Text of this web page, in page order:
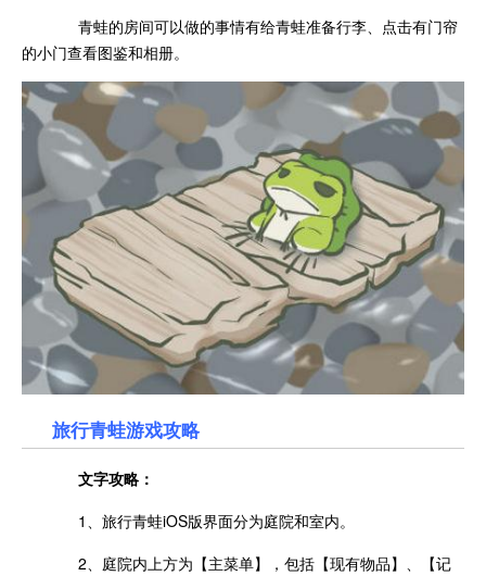
青蛙的房间可以做的事情有给青蛙准备行李、点击有门帘
的小门查看图鉴和相册。
旅行青蛙游戏攻略
文字攻略：
1、旅行青蛙iOS版界面分为庭院和室内。
2、庭院内上方为【主菜单】，包括【现有物品】、【记